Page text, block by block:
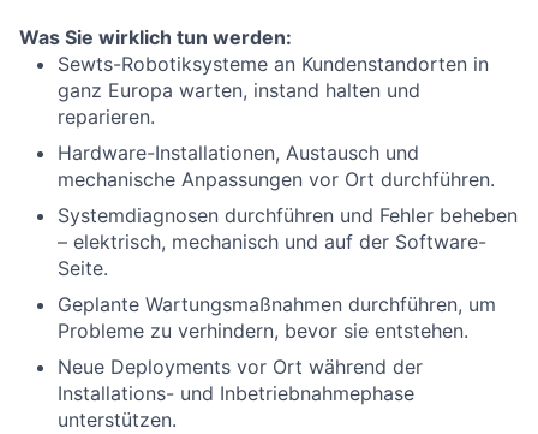
Was Sie wirklich tun werden:
Sewts-Robotiksysteme an Kundenstandorten in
ganz Europa warten, instand halten und
reparieren.
Hardware-Installationen, Austausch und
mechanische Anpassungen vor Ort durchführen.
Systemdiagnosen durchführen und Fehler beheben
– elektrisch, mechanisch und auf der Software-
Seite.
Geplante Wartungsmaßnahmen durchführen, um
Probleme zu verhindern, bevor sie entstehen.
Neue Deployments vor Ort während der
Installations- und Inbetriebnahmephase
unterstützen.